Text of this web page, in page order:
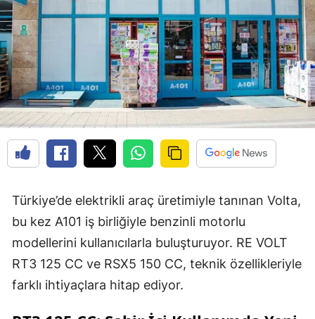
Türkiye’de elektrikli araç üretimiyle tanınan Volta,
bu kez A101 iş birliğiyle benzinli motorlu
modellerini kullanıcılarla buluşturuyor. RE VOLT
RT3 125 CC ve RSX5 150 CC, teknik özellikleriyle
farklı ihtiyaçlara hitap ediyor.